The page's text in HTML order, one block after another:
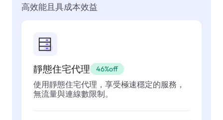
高效能且具成本效益
靜態住宅代理 46%off
使用靜態住宅代理，享受極速穩定的服務，
無流量與連線數限制。